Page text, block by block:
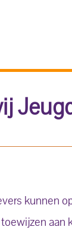
kunnen
aan